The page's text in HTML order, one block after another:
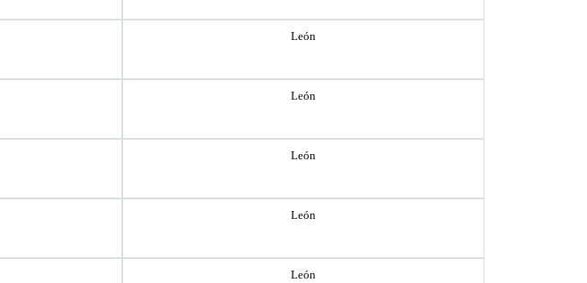
León
León
León
León
León